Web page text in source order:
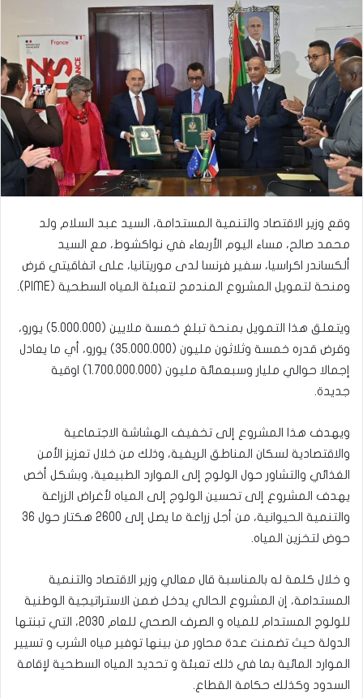
وقع وزير الاقتصاد والتنمية المستدامة، السيد عبد السلام ولد
محمد صالح، مساء اليوم الأربعاء في نواكشوط، مع السيد
ألكساندر اكراسيا، سفير فرنسا لدى موريتانيا، على اتفاقيتي قرض
ومنحة لتمويل المشروع المندمج لتعبئة المياه السطحية (PIME).
ويتعلق هذا التمويل بمنحة تبلغ خمسة ملايين (5.000.000) يورو،
وقرض قدره خمسة وثلاثون مليون (35.000.000) يورو، أي ما يعادل
إجمالا حوالي مليار وسبعمائة مليون (1.700.000.000) اوقية
جديدة.
ويهدف هذا المشروع إلى تخفيف الهشاشة الاجتماعية
والاقتصادية لسكان المناطق الريفية، وذلك من خلال تعزيز الأمن
الغذائي والتشاور حول الولوج إلى الموارد الطبيعية، وبشكل أخص
يهدف المشروع إلى تحسين الولوج إلى المياه لأغراض الزراعة
والتنمية الحيوانية، من أجل زراعة ما يصل إلى 2600 هكتار حول 36
حوض لتخزين المياه.
و خلال كلمة له بالمناسبة قال معالي وزير الاقتصاد والتنمية
المستدامة، إن المشروع الحالي يدخل ضمن الاستراتيجية الوطنية
للولوج المستدام للمياه و الصرف الصحي للعام 2030، التي تبنتها
الدولة حيث تضمنت عدة محاور من بينها توفير مياه الشرب و تسيير
الموارد المائية بما في ذلك تعبئة و تحديد المياه السطحية لإقامة
السدود وكذلك حكامة القطاع.